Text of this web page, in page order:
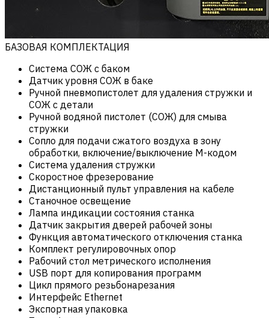
БАЗОВАЯ КОМПЛЕКТАЦИЯ
Система СОЖ с баком
Датчик уровня СОЖ в баке
Ручной пневмопистолет для удаления стружки и
СОЖ с детали
Ручной водяной пистолет (СОЖ) для смыва
стружки
Сопло для подачи сжатого воздуха в зону
обработки, включение/выключение М-кодом
Система удаления стружки
Скоростное фрезерование
Дистанционный пульт управления на кабеле
Станочное освещение
Лампа индикации состояния станка
Датчик закрытия дверей рабочей зоны
Функция автоматического отключения станка
Комплект регулировочных опор
Рабочий стол метрического исполнения
USB порт для копирования программ
Цикл прямого резьбонарезания
Интерфейс Ethernet
Экспортная упаковка